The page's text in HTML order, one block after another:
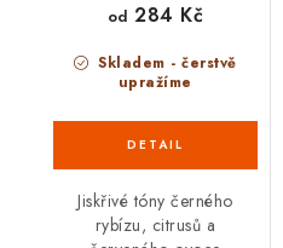
Skladem - čerstvě
upražíme
od 284 Kč
Jiskřivé tóny černého
rybízu, citrusů a